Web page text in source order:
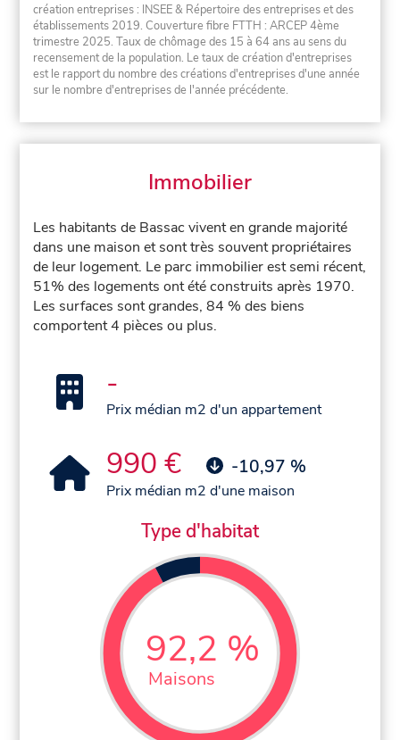
création entreprises : INSEE & Répertoire des entreprises et des
établissements 2019. Couverture fibre FTTH : ARCEP 4ème
trimestre 2025. Taux de chômage des 15 à 64 ans au sens du
recensement de la population. Le taux de création d'entreprises
est le rapport du nombre des créations d'entreprises d'une année
sur le nombre d'entreprises de l'année précédente.
Immobilier
Les habitants de Bassac vivent en grande majorité
dans une maison et sont très souvent propriétaires
de leur logement. Le parc immobilier est semi récent,
51% des logements ont été construits après 1970.
Les surfaces sont grandes, 84 % des biens
comportent 4 pièces ou plus.
-
Prix médian m2 d'un appartement
990 € -10,97 %
Prix médian m2 d'une maison
Type d'habitat
92,2 %
Maisons